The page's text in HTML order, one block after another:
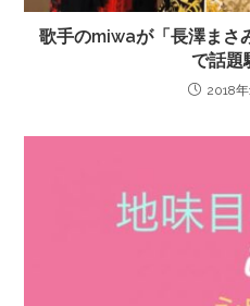
歌手のmiwaが「長澤まさ
で話題
2018年